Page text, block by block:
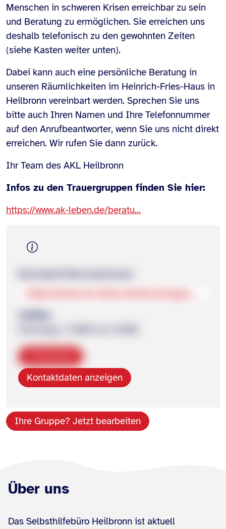
Menschen in schweren Krisen erreichbar zu sein
und Beratung zu ermöglichen. Sie erreichen uns
deshalb telefonisch zu den gewohnten Zeiten
(siehe Kasten weiter unten).
Dabei kann auch eine persönliche Beratung in
unseren Räumlichkeiten im Heinrich-Fries-Haus in
Heilbronn vereinbart werden. Sprechen Sie uns
bitte auch Ihren Namen und Ihre Telefonnummer
auf den Anrufbeantworter, wenn Sie uns nicht direkt
erreichen. Wir rufen Sie dann zurück.
Ihr Team des AKL Heilbronn
Infos zu den Trauergruppen finden Sie hier:
https://www.ak-leben.de/beratu...
Kontaktdaten anzeigen
Ihre Gruppe? Jetzt bearbeiten
Über uns
Das Selbsthilfebüro Heilbronn ist aktuell